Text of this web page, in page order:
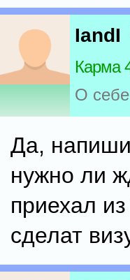
IandI
Карма
О себе
Да,
нужно ли
приехал
сделат